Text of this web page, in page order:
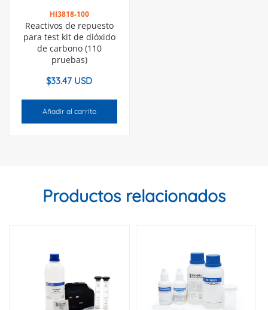
HI3818-100
Reactivos de repuesto
para test kit de dióxido
de carbono (110
pruebas)
$33.47 USD
Añadir al carrito
Productos relacionados